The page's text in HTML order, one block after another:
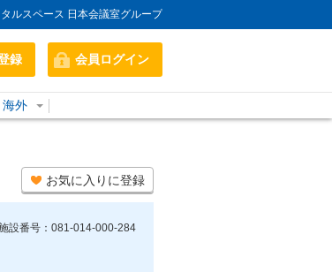
ルスペース 日本会議室グループ
録 会員ログイン
海外
お気に入りに登録
設番号：081-014-000-284